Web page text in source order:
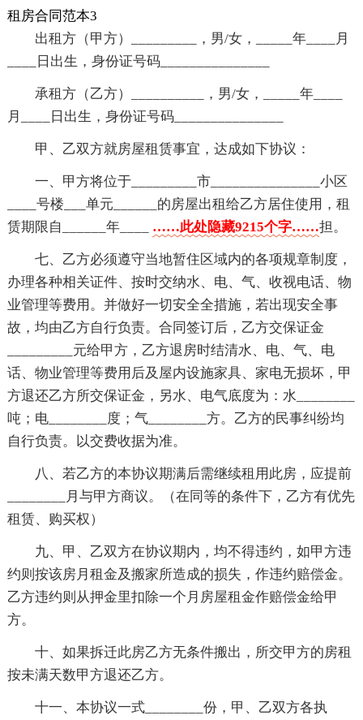
租房合同范本3
出租方（甲方）_________，男/女，_____年____月
____日出生，身份证号码_______________
承租方（乙方）__________，男/女，_____年____
月____日出生，身份证号码_______________
甲、乙双方就房屋租赁事宜，达成如下协议：
一、甲方将位于_________市_______________小区
____号楼___单元______的房屋出租给乙方居住使用，租
赁期限自______年____ ……此处隐藏9215个字……担。
七、乙方必须遵守当地暂住区域内的各项规章制度，
办理各种相关证件、按时交纳水、电、气、收视电话、物
业管理等费用。并做好一切安全全措施，若出现安全事
故，均由乙方自行负责。合同签订后，乙方交保证金
_________元给甲方，乙方退房时结清水、电、气、电
话、物业管理等费用后及屋内设施家具、家电无损坏，甲
方退还乙方所交保证金，另水、电气底度为：水________
吨；电________度；气________方。乙方的民事纠纷均
自行负责。以交费收据为准。
八、若乙方的本协议期满后需继续租用此房，应提前
________月与甲方商议。（在同等的条件下，乙方有优先
租赁、购买权）
九、甲、乙双方在协议期内，均不得违约，如甲方违
约则按该房月租金及搬家所造成的损失，作违约赔偿金。
乙方违约则从押金里扣除一个月房屋租金作赔偿金给甲
方。
十、如果拆迁此房乙方无条件搬出，所交甲方的房租
按未满天数甲方退还乙方。
十一、本协议一式________份，甲、乙双方各执